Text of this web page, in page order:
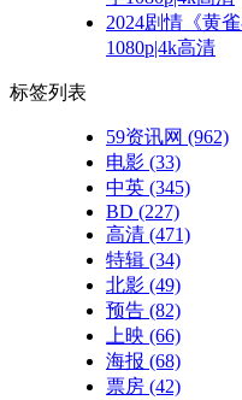
2024剧情《黄
1080p|4k高清
标签列表
59资讯网 (962)
电影 (33)
中英 (345)
BD (227)
高清 (471)
特辑 (34)
北影 (49)
预告 (82)
上映 (66)
海报 (68)
票房 (42)